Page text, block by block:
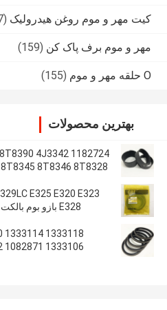
کیت مهر و موم روغن هیدرولیک (257)
مهر و موم برف پاک کن (159)
O حلقه مهر و موم (155)
بهترین محصولات
8T8346 8T8328
E325 E320 E323
E328 بازو بوم بالکت مهر کیت